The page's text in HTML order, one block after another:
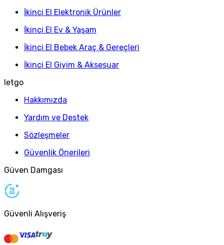
İkinci El Elektronik Ürünler
İkinci El Ev & Yaşam
İkinci El Bebek Araç & Gereçleri
İkinci El Giyim & Aksesuar
letgo
Hakkımızda
Yardım ve Destek
Sözleşmeler
Güvenlik Önerileri
Güven Damgası
Güvenli Alışveriş